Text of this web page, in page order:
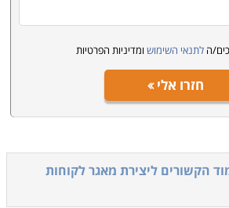
ה לתנאי השימוש ומדיניות הפרטיות
חזרו אלי
הקשורים ליצירת מאגר לקוחות